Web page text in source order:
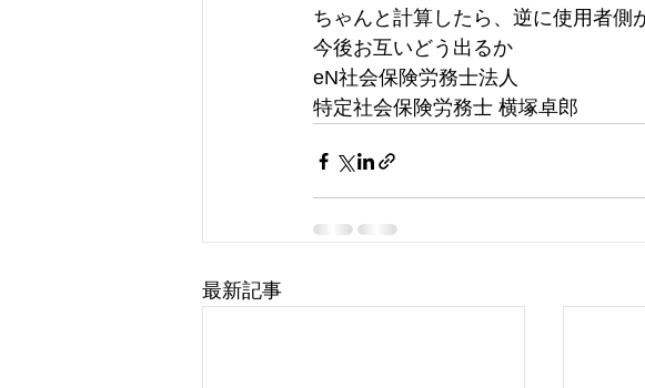
ちゃんと計算したら、逆に使用者側
今後お互いどう出るか
eN社会保険労務士法人
特定社会保険労務士 横塚卓郎
最新記事